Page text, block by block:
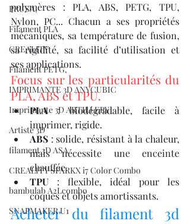
PRUSA,
Filament PLA
CREALITY
Filament PETG,
IMPRIMANTE 3D ANYCUBIC
Imprimante 3D ARTILLERY
Artiste 3D
filament 3D ASA
CREALITY SPARKX i7 Color Combo
bambulab A2Lcombo
SNAPMAKER U1
polymères : PLA, ABS, PETG, TPU,
Nylon, PC... Chacun a ses propriétés
mécaniques, sa température de fusion,
sa rigidité, sa facilité d’utilisation et
ses applications.
Focus sur les particularités du
PLA, ABS et TPU.
PLA : biodégradable, facile à
imprimer, rigide.
ABS : solide, résistant à la chaleur,
mais nécessite une enceinte
chauffée.
TPU : flexible, idéal pour les
coques et objets amortissants.
Acheter du filament 3d